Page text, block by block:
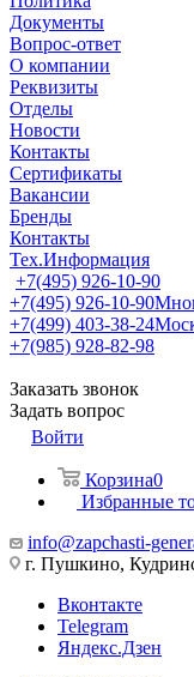
Документы
Вопрос-ответ
О компании
Реквизиты
Отделы
Новости
Контакты
Сертификаты
Вакансии
Бренды
Контакты
Тех.Информация
+7(495) 926-10-90
+7(495) 926-10-90
+7(499) 403-38-24
+7(985) 928-82-98
Заказать звонок
Задать вопрос
Войти
Корзина0
Избранные
info@zapchasti-
г. Пушкино,
Вконтакте
Telegram
Яндекс.Дзен